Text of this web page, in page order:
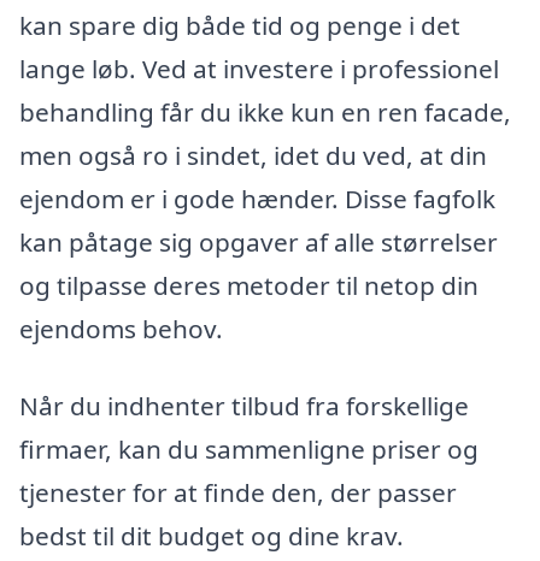
kan spare dig både tid og penge i det
lange løb. Ved at investere i professionel
behandling får du ikke kun en ren facade,
men også ro i sindet, idet du ved, at din
ejendom er i gode hænder. Disse fagfolk
kan påtage sig opgaver af alle størrelser
og tilpasse deres metoder til netop din
ejendoms behov.
Når du indhenter tilbud fra forskellige
firmaer, kan du sammenligne priser og
tjenester for at finde den, der passer
bedst til dit budget og dine krav.